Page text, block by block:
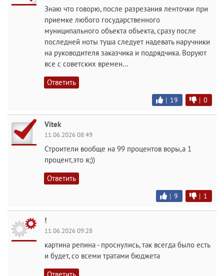
Знаю что говорю, после разрезания ленточки при
приемке любого государственного
муниципального объекта объекта, сразу после
последней ноты туша следует надевать наручники
на руководителя заказчика и подрядчика. Воруют
все с советских времен...
Ответить
| 19 | 0
Vitek
11.06.2026 08:49
Строители вообще на 99 процентов воры,а 1
процент,это я;))
Ответить
| 9 | 1
!
11.06.2026 09:28
картина репина - проснулись, так всегда было есть
и будет, со всеми тратами бюджета